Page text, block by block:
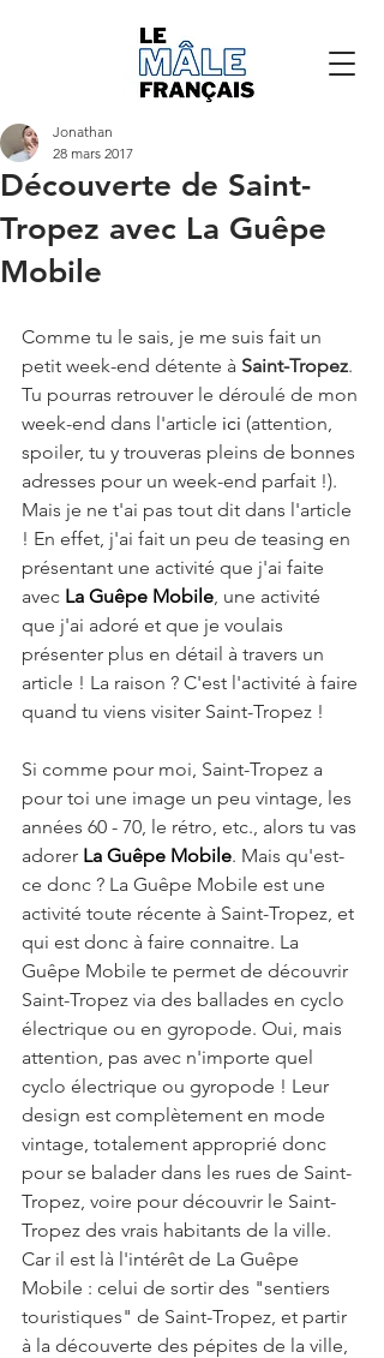
Découverte de Saint-
Tropez avec La Guêpe
Mobile
Jonathan
28 mars 2017
Comme tu le sais, je me suis fait un
petit week-end détente à Saint-Tropez.
Tu pourras retrouver le déroulé de mon
week-end dans l'article ici (attention,
spoiler, tu y trouveras pleins de bonnes
adresses pour un week-end parfait !).
Mais je ne t'ai pas tout dit dans l'article
! En effet, j'ai fait un peu de teasing en
présentant une activité que j'ai faite
avec La Guêpe Mobile, une activité
que j'ai adoré et que je voulais
présenter plus en détail à travers un
article ! La raison ? C'est l'activité à faire
quand tu viens visiter Saint-Tropez !
Si comme pour moi, Saint-Tropez a
pour toi une image un peu vintage, les
années 60 - 70, le rétro, etc., alors tu vas
adorer La Guêpe Mobile. Mais qu'est-
ce donc ? La Guêpe Mobile est une
activité toute récente à Saint-Tropez, et
qui est donc à faire connaitre. La
Guêpe Mobile te permet de découvrir
Saint-Tropez via des ballades en cyclo
électrique ou en gyropode. Oui, mais
attention, pas avec n'importe quel
cyclo électrique ou gyropode ! Leur
design est complètement en mode
vintage, totalement approprié donc
pour se balader dans les rues de Saint-
Tropez, voire pour découvrir le Saint-
Tropez des vrais habitants de la ville.
Car il est là l'intérêt de La Guêpe
Mobile : celui de sortir des "sentiers
touristiques" de Saint-Tropez, et partir
à la découverte des pépites de la ville,